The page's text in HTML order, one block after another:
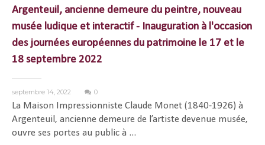
Argenteuil, ancienne demeure du peintre, nouveau
musée ludique et interactif - Inauguration à l'occasion
des journées européennes du patrimoine le 17 et le
18 septembre 2022
septembre 14, 2022 0
La Maison Impressionniste Claude Monet (1840-1926) à
Argenteuil, ancienne demeure de l’artiste devenue musée,
ouvre ses portes au public à ...